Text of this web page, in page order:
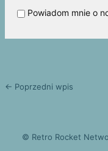
Powiadom mnie o
← Poprzedni wpis
© Retro Rocket